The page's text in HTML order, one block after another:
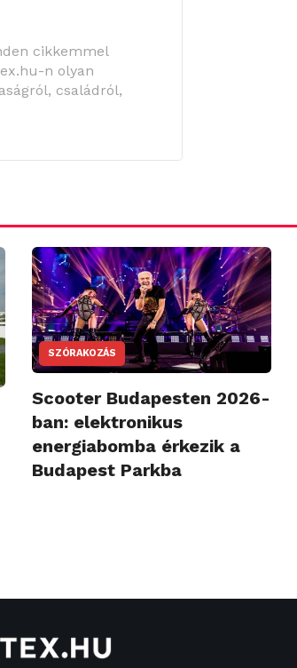
cikkemmel
n olyan
családról,
SZÓRAKOZÁS
Scooter Budapesten 2026-
ban: elektronikus
energiabomba érkezik a
Budapest Parkba